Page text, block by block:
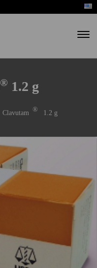
® 1.2 g
Clavutam ® 1.2 g